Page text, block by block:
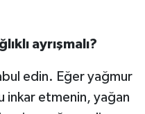
ayrışmalı?
edin. Eğer yağmur
inkar etmenin, yağan